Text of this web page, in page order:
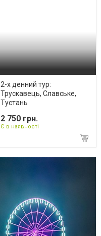
2-х денний тур:
Трускавець, Славське,
Тустань
2 750 грн.
Є в наявності